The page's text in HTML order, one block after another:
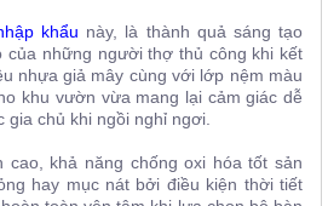
khẩu này, là thành quả sáng tạo
của những người thợ thủ công khi kết
nhựa giả mây cùng với lớp nệm màu
khu vườn vừa mang lại cảm giác dễ
gia chủ khi ngồi nghỉ ngơi.
cao, khả năng chống oxi hóa tốt sản
hay mục nát bởi điều kiện thời tiết